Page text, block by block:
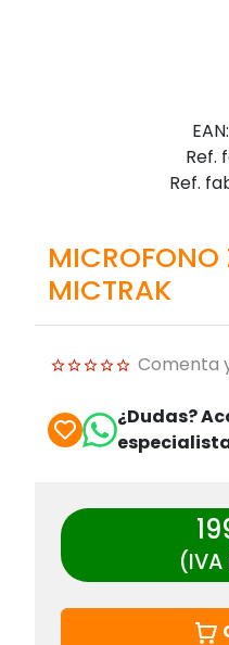
Ref.
Ref.
MICTRAK
Comenta
¿Dudas?